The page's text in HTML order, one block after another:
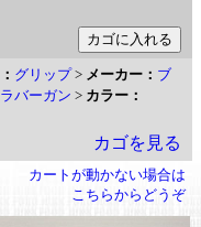
グリップ> メーカー： ブ
バーガン > カラー：
カゴを見る
カートが動かない場合は
こちらからどうぞ